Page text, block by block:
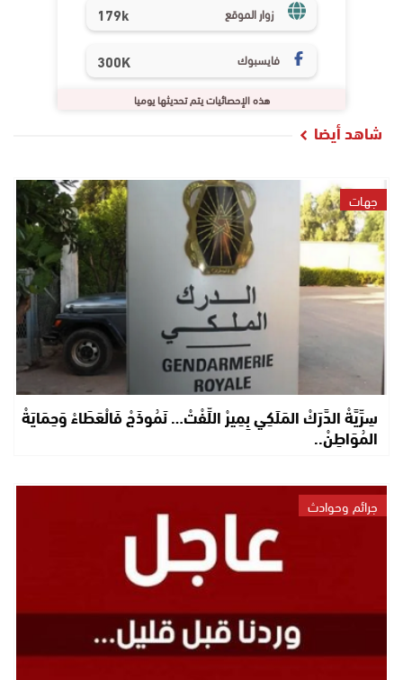
زوار الموقع 179k
فايسبوك 300K
هذه الإحصائيات يتم تحديثها يوميا
شاهد أيضا
جهات
سِرِّيَّةْ الدَّرَكْ المَلَكِي بِمِيرْ اللِّفْتْ… نَمُوذَجْ فَالْعَطَاءْ وَحِمَايَةْ
المُوَاطِنْ..
جرائم وحوادث